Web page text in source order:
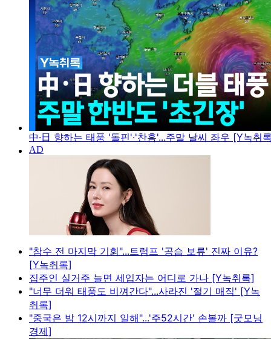
中·日 향하는 태풍 '돌핀'·'찬홈'...주말 날씨 좌우 [Y녹취
"참수 전 마지막 기회"...트럼프 '공습 보류' 진짜 이유?
[Y녹취록]
집주인 실거주 늘면 세입자는 어디로 가나 [Y녹취록]
"너무 더워 태풍도 비껴간다"...사라진 '절기 매직' [Y녹
취록]
"중국은 밤 12시까지 일해"...'주52시간' 손볼까 [굿모닝
경제]